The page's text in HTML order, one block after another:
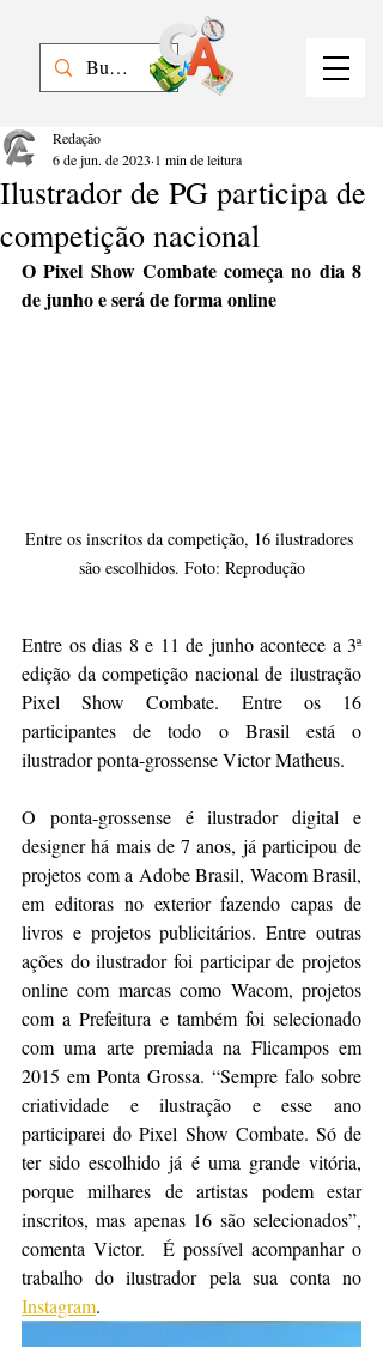
Ilustrador de PG participa de
competição nacional
Redação
6 de jun. de 2023 1 min de leitura
O Pixel Show Combate começa no dia 8
de junho e será de forma online
Entre os inscritos da competição, 16 ilustradores
são escolhidos. Foto: Reprodução
Entre os dias 8 e 11 de junho acontece a 3ª
edição da competição nacional de ilustração
Pixel Show Combate. Entre os 16
participantes de todo o Brasil está o
ilustrador ponta-grossense Victor Matheus.
O ponta-grossense é ilustrador digital e
designer há mais de 7 anos, já participou de
projetos com a Adobe Brasil, Wacom Brasil,
em editoras no exterior fazendo capas de
livros e projetos publicitários. Entre outras
ações do ilustrador foi participar de projetos
online com marcas como Wacom, projetos
com a Prefeitura e também foi selecionado
com uma arte premiada na Flicampos em
2015 em Ponta Grossa. “Sempre falo sobre
criatividade e ilustração e esse ano
participarei do Pixel Show Combate. Só de
ter sido escolhido já é uma grande vitória,
porque milhares de artistas podem estar
inscritos, mas apenas 16 são selecionados”,
comenta Victor.  É possível acompanhar o
Instagram.